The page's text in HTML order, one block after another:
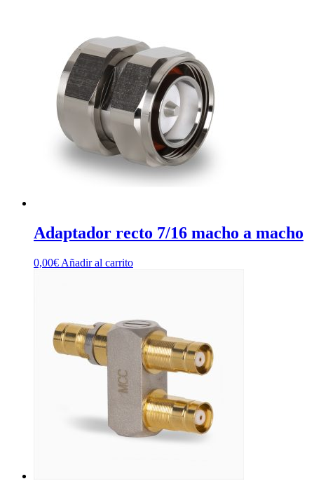
Adaptador recto 7/16 macho a macho
0,00€ Añadir al carrito